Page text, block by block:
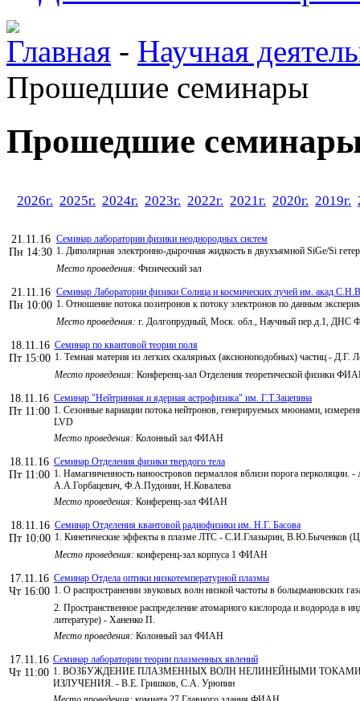
Главная - Научная
Прошедшие семинары
Прошедшие
2026г. 2025г. 2024г. 2023г. 2022г. 2021г. 2020г. 2019г.
21.11.16
Пн 14:30
Семинар лаборатории физики неоднородных систем
1. Диполярная электронно-дырочная жидкость в двухъямной SiGe/Si
Место проведения: Физический зал
21.11.16
Пн 10:00
Семинар Лаборатории физики Солнца и космических лучей им.
1. Отношение потока позитронов к потоку электронов по данным
Место проведения: г. Долгопрудный, Моск. обл., Научный пер.д.1,
18.11.16
Пт 15:00
Семинар по квантовой теории поля
1. Темная материя из легких скалярных (аксионоподобных) частиц - Д.Г.
Место проведения: Конференц-зал Отделения теоретической физики
18.11.16
Пт 11:00
Семинар "Нейтринная и ядерная астрофизика" им. Г.Т.Зацепина
1. Сезонные вариации потока нейтронов, генерируемых мюонами,
LVD
Место проведения: Колонный зал ФИАН
18.11.16
Пт 11:00
Семинар Отделения физики твердого тела
1. Намагниченность наноостровов пермаллоя вблизи порога
А.А.Горбацевич, Ф.А.Пудонин, Н.Ковалева
Место проведения: Конференц-зал ФИАН
18.11.16
Пт 10:00
Семинар Отделения квантовой радиофизики им. Н.Г. Басова
1. Кинетические эффекты в плазме ЛТС - С.И.Глазырин, В.Ю.Быченков
Место проведения: конференц-зал корпуса 1 ФИАН
17.11.16
Чт 16:00
Семинар Отдела оптики низкотемпературной плазмы
1. О распространении звуковых волн низкой частоты в больцмановских
2. Пространственное распределение атомарного кислорода и водорода в
литературе) - Ханенко П.
Место проведения: Колонный зал ФИАН
17.11.16
Чт 11:00
Семинар лаборатории теории плазменных явлений
1. ВОЗБУЖДЕНИЕ ПЛАЗМЕННЫХ ВОЛН НЕЛИНЕЙНЫМИ
ИЗЛУЧЕНИЯ. - В.Е. Гришков, С.А. Урюпин